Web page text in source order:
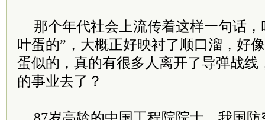
那个年代社会上流传着这样一句话
叶蛋的”，大概正好映衬了顺口溜，好
蛋似的，真的有很多人离开了导弹战线
的事业去了？